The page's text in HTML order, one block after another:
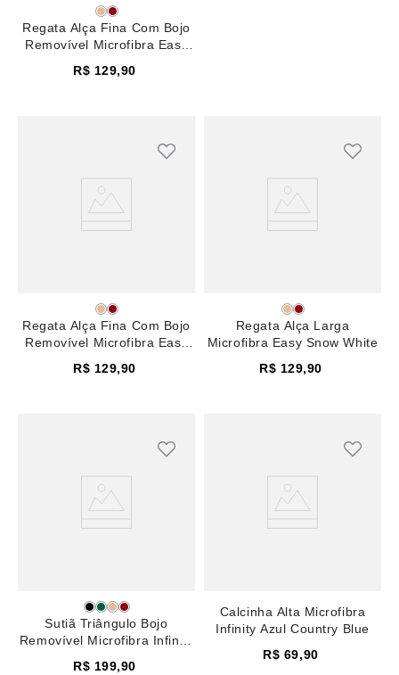
Regata Alça Fina Com Bojo
Removível Microfibra Easy
R$ 129,90
Regata Alça Fina Com Bojo
Removível Microfibra Easy
R$ 129,90
Regata Alça Larga
Microfibra Easy Snow White
R$ 129,90
Sutiã Triângulo Bojo
Removível Microfibra Infinity
R$ 199,90
Calcinha Alta Microfibra
Infinity Azul Country Blue
R$ 69,90